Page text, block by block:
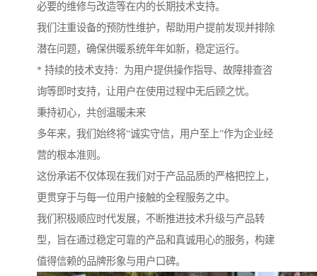
必要的维修与改造等在内的长期技术支持。
我们注重设备的预防性维护，帮助用户提前发现并排除
潜在问题，确保供暖系统年年如新，稳定运行。
* 持续的技术支持：为用户提供操作指导、故障排查咨
询等即时支持，让用户在使用过程中无后顾之忧。
秉持初心，共创温暖未来
多年来，我们始终将“诚实守信，用户至上”作为企业经
营的根本准则。
这份承诺不仅体现在我们对于产品品质的严格把控上，
更贯穿于与每一位用户接触的全程服务之中。
我们积极顺应时代发展，不断推进技术升级与产品转
型，旨在通过稳定可靠的产品和真诚用心的服务，构建
值得信赖的品牌形象与用户口碑。